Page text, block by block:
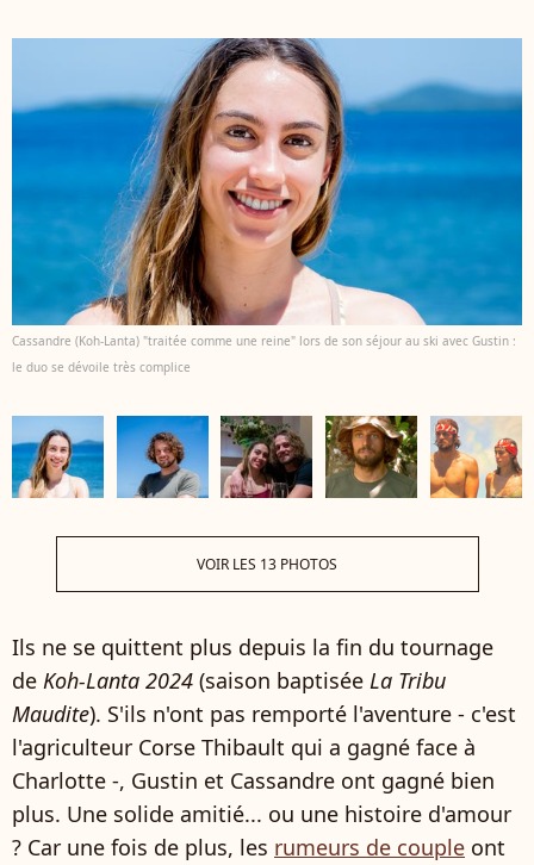
Cassandre (Koh-Lanta) "traitée comme une reine" lors de son séjour au ski avec Gustin :
le duo se dévoile très complice
VOIR LES 13 PHOTOS
Ils ne se quittent plus depuis la fin du tournage
de Koh-Lanta 2024 (saison baptisée La Tribu
Maudite). S'ils n'ont pas remporté l'aventure - c'est
l'agriculteur Corse Thibault qui a gagné face à
Charlotte -, Gustin et Cassandre ont gagné bien
plus. Une solide amitié... ou une histoire d'amour
? Car une fois de plus, les rumeurs de couple ont